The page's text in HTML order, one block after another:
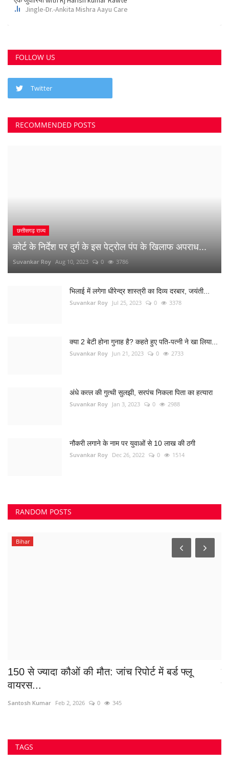
FOLLOW US
Twitter
RECOMMENDED POSTS
छत्तीसगढ़ राज्य
कोर्ट के निर्देश पर दुर्ग के इस पेट्रोल पंप के खिलाफ अपराध...
Suvankar Roy Aug 10, 2023 0 3786
भिलाई में लगेगा धीरेन्द्र शास्त्री का दिव्य दरबार, जयंती...
Suvankar Roy Jul 25, 2023 0 3378
क्या 2 बेटी होना गुनाह है? कहते हुए पति-पत्नी ने खा लिया...
Suvankar Roy Jun 21, 2023 0 2733
अंधे कत्ल की गुत्थी सुलझी, सरपंच निकला पिता का हत्यारा
Suvankar Roy Jan 3, 2023 0 2988
नौकरी लगाने के नाम पर युवाओं से 10 लाख की ठगी
Suvankar Roy Dec 26, 2022 0 1514
RANDOM POSTS
Bihar
150 से ज्यादा कौओं की मौत: जांच रिपोर्ट में बर्ड फ्लू
वायरस...
Santosh Kumar Feb 2, 2026 0 345
TAGS